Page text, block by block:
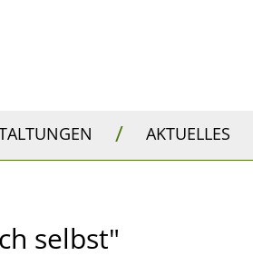
/ AKTUELLES
selbst"